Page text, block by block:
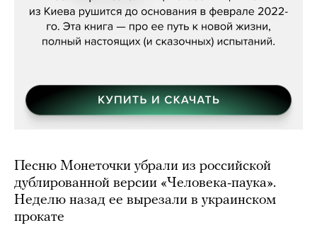
Песню Монеточки убрали из российской
дублированной версии «Человека-паука».
Неделю назад ее вырезали в украинском
прокате